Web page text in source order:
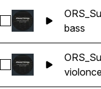
Sélectionnez
bass
Sélectionnez